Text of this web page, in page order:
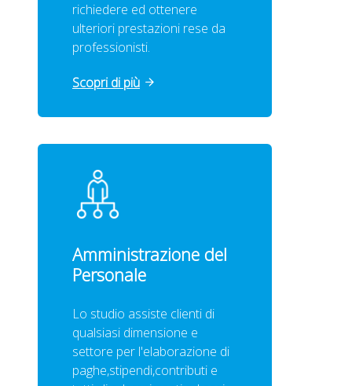
richiedere ed ottenere
ulteriori prestazioni rese da
professionisti.
Scopri di più
Amministrazione del
Personale
Lo studio assiste clienti di
qualsiasi dimensione e
settore per l'elaborazione di
paghe,stipendi,contributi e